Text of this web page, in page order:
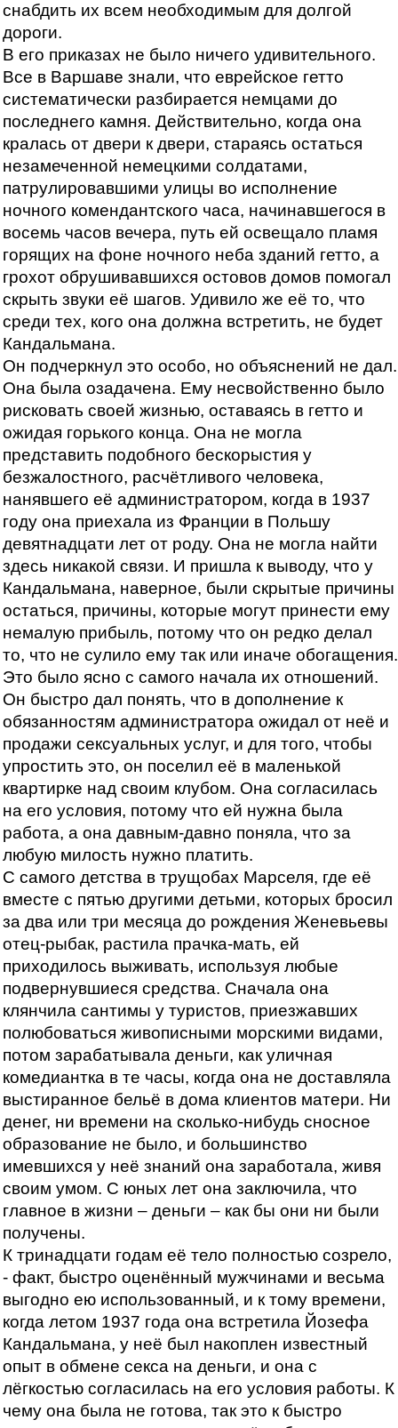
снабдить их всем необходимым для долгой
дороги.
В его приказах не было ничего удивительного.
Все в Варшаве знали, что еврейское гетто
систематически разбирается немцами до
последнего камня. Действительно, когда она
кралась от двери к двери, стараясь остаться
незамеченной немецкими солдатами,
патрулировавшими улицы во исполнение
ночного комендантского часа, начинавшегося в
восемь часов вечера, путь ей освещало пламя
горящих на фоне ночного неба зданий гетто, а
грохот обрушивавшихся остовов домов помогал
скрыть звуки её шагов. Удивило же её то, что
среди тех, кого она должна встретить, не будет
Кандальмана.
Он подчеркнул это особо, но объяснений не дал.
Она была озадачена. Ему несвойственно было
рисковать своей жизнью, оставаясь в гетто и
ожидая горького конца. Она не могла
представить подобного бескорыстия у
безжалостного, расчётливого человека,
нанявшего её администратором, когда в 1937
году она приехала из Франции в Польшу
девятнадцати лет от роду. Она не могла найти
здесь никакой связи. И пришла к выводу, что у
Кандальмана, наверное, были скрытые причины
остаться, причины, которые могут принести ему
немалую прибыль, потому что он редко делал
то, что не сулило ему так или иначе обогащения.
Это было ясно с самого начала их отношений.
Он быстро дал понять, что в дополнение к
обязанностям администратора ожидал от неё и
продажи сексуальных услуг, и для того, чтобы
упростить это, он поселил её в маленькой
квартирке над своим клубом. Она согласилась
на его условия, потому что ей нужна была
работа, а она давным-давно поняла, что за
любую милость нужно платить.
С самого детства в трущобах Марселя, где её
вместе с пятью другими детьми, которых бросил
за два или три месяца до рождения Женевьевы
отец-рыбак, растила прачка-мать, ей
приходилось выживать, используя любые
подвернувшиеся средства. Сначала она
клянчила сантимы у туристов, приезжавших
полюбоваться живописными морскими видами,
потом зарабатывала деньги, как уличная
комедиантка в те часы, когда она не доставляла
выстиранное бельё в дома клиентов матери. Ни
денег, ни времени на сколько-нибудь сносное
образование не было, и большинство
имевшихся у неё знаний она заработала, живя
своим умом. С юных лет она заключила, что
главное в жизни – деньги – как бы они ни были
получены.
К тринадцати годам её тело полностью созрело,
- факт, быстро оценённый мужчинами и весьма
выгодно ею использованный, и к тому времени,
когда летом 1937 года она встретила Йозефа
Кандальмана, у неё был накоплен известный
опыт в обмене секса на деньги, и она с
лёгкостью согласилась на его условия работы. К
чему она была не готова, так это к быстро